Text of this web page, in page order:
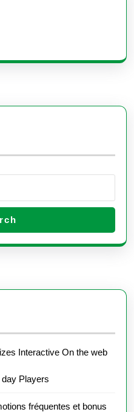
Interactive On the web
Players
fréquentes et bonus